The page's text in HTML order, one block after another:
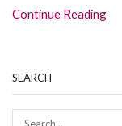
Continue Reading
SEARCH